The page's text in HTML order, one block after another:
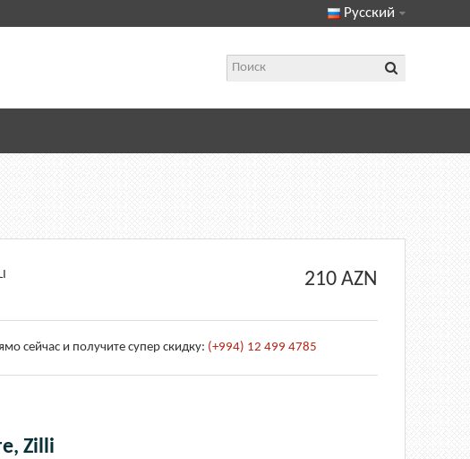
Русский
210 AZN
сейчас и получите супер скидку: (+994) 12 499 4785
Zilli